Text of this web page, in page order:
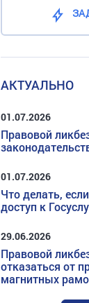
АКТУАЛЬНО
01.07.2026
Правовой
01.07.2026
Что делать,
доступ к
29.06.2026
Правовой
отказаться от
магнитных